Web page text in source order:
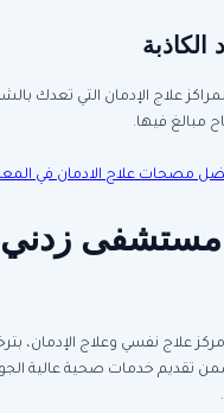
لمراكز علاج الإدمان التي تعدك
مبالغ فيها.
مصحات علاج الادمان في
مستشفى زدني
علاج نفسي وعلاج الإدمان،
تقديم خدمات صحية عالية